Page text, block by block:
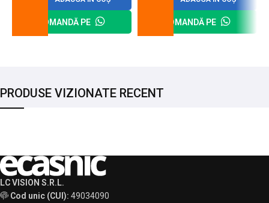
COMANDĂ PE COMANDĂ PE
PRODUSE VIZIONATE RECENT
LC VISION S.R.L.
Cod unic (CUI): 49034090